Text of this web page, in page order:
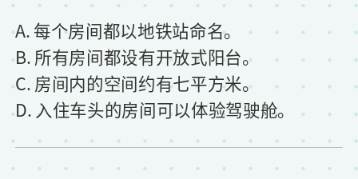
A. 每个房间都以地铁站命名。
B. 所有房间都设有开放式阳台。
C. 房间内的空间约有七平方米。
D. 入住车头的房间可以体验驾驶舱。